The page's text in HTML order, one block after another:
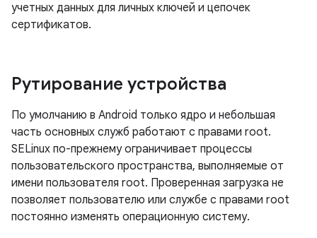
учетных данных для личных ключей и цепочек
сертификатов.
Рутирование устройства
По умолчанию в Android только ядро ​​и небольшая
часть основных служб работают с правами root.
SELinux по-прежнему ограничивает процессы
пользовательского пространства, выполняемые от
имени пользователя root. Проверенная загрузка не
позволяет пользователю или службе с правами root
постоянно изменять операционную систему.